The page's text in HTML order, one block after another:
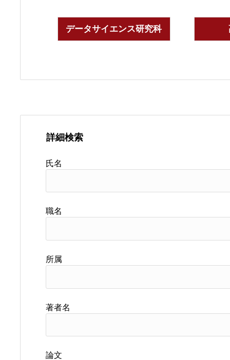
データサイエンス研究科
詳細検索
氏名
職名
所属
著者名
論文